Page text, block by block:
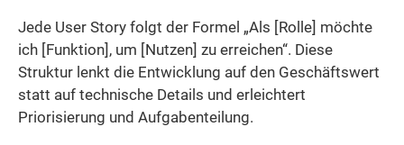
Jede User Story folgt der Formel „Als [Rolle] möchte
ich [Funktion], um [Nutzen] zu erreichen“. Diese
Struktur lenkt die Entwicklung auf den Geschäftswert
statt auf technische Details und erleichtert
Priorisierung und Aufgabenteilung.